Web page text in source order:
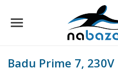
Badu Prime 7, 230V